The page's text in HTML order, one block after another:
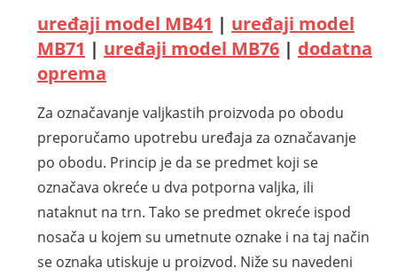
uređaji model MB41 | uređaji model
MB71 | uređaji model MB76 | dodatna
oprema
Za označavanje valjkastih proizvoda po obodu
preporučamo upotrebu uređaja za označavanje
po obodu. Princip je da se predmet koji se
označava okreće u dva potporna valjka, ili
nataknut na trn. Tako se predmet okreće ispod
nosača u kojem su umetnute oznake i na taj način
se oznaka utiskuje u proizvod. Niže su navedeni